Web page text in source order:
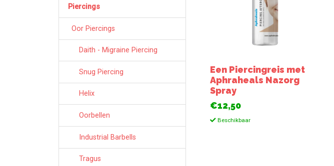
Piercings
Oor Piercings
Daith - Migraine Piercing
Snug Piercing
Helix
Oorbellen
Industrial Barbells
Tragus
Een Piercingreis met
Aphraheals Nazorg
Spray
€12,50
Beschikbaar